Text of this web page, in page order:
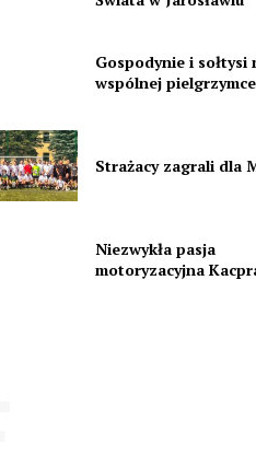
Gospodynie i sołtysi
wspólnej pielgrzymce
Strażacy zagrali dla
Niezwykła pasja
motoryzacyjna